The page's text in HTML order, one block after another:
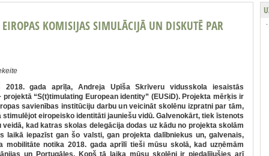
KOMISIJAS SIMULĀCIJĀ UN DISKUTĒ PAR
2018. gada aprīļa, Andreja Upīša Skrīveru vidusskola iesaistās
projektā “S(t)timulating European identity” (EUSiD). Projekta mērķis ir
savienības institūciju darbu un veicināt skolēnu izpratni par tām,
stimulējot eiropeisko identitāti jauniešu vidū. Galvenokārt, tiek īstenots
veidā, kad katras skolas delegācija dodas uz kādu no projekta skolām
laikā iepazīst gan šo valsti, gan projekta dalībniekus un, galvenais,
mobilitāte notika 2018. gada aprīlī tieši mūsu skolā, kad uzņēmām
un Portugāles. Kopš tā laika mūsu skolēni ir piedalījušies arī